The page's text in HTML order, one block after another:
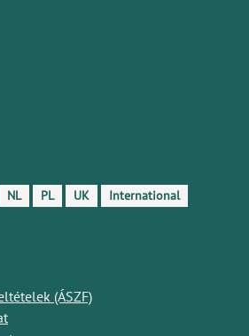
NL PL UK International
(ÁSZF)